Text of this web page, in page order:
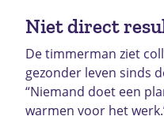
Niet direct
De timmerman ziet
gezonder leven sinds
“Niemand doet een
warmen voor het